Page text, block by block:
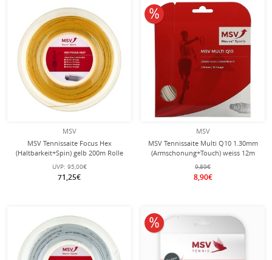
MSV
MSV Tennissaite Focus Hex
(Haltbarkeit+Spin) gelb 200m Rolle
UVP: 95,00€
71,25€
MSV
MSV Tennissaite Multi Q10 1.30mm
(Armschonung+Touch) weiss 12m
Set
9,89€
8,90€
10% reduziert
10% reduziert